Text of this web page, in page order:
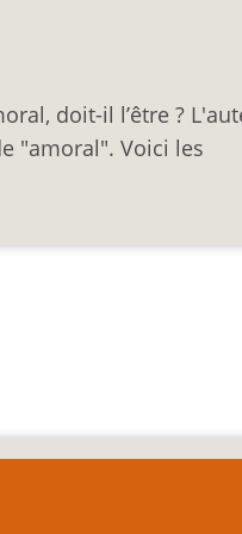
doit-il l’être ?
"amoral". Voici les